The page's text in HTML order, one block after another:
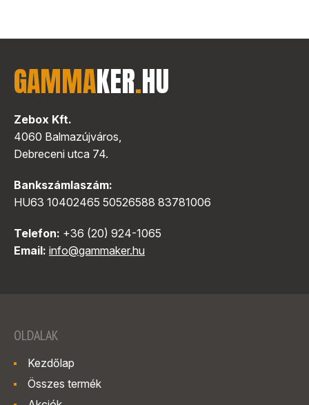
GAMMAKER.HU
Zebox Kft.
4060 Balmazújváros,
Debreceni utca 74.
Bankszámlaszám:
HU63 10402465 50526588 83781006
Telefon: +36 (20) 924-1065
Email: info@gammaker.hu
OLDALAK
Kezdőlap
Összes termék